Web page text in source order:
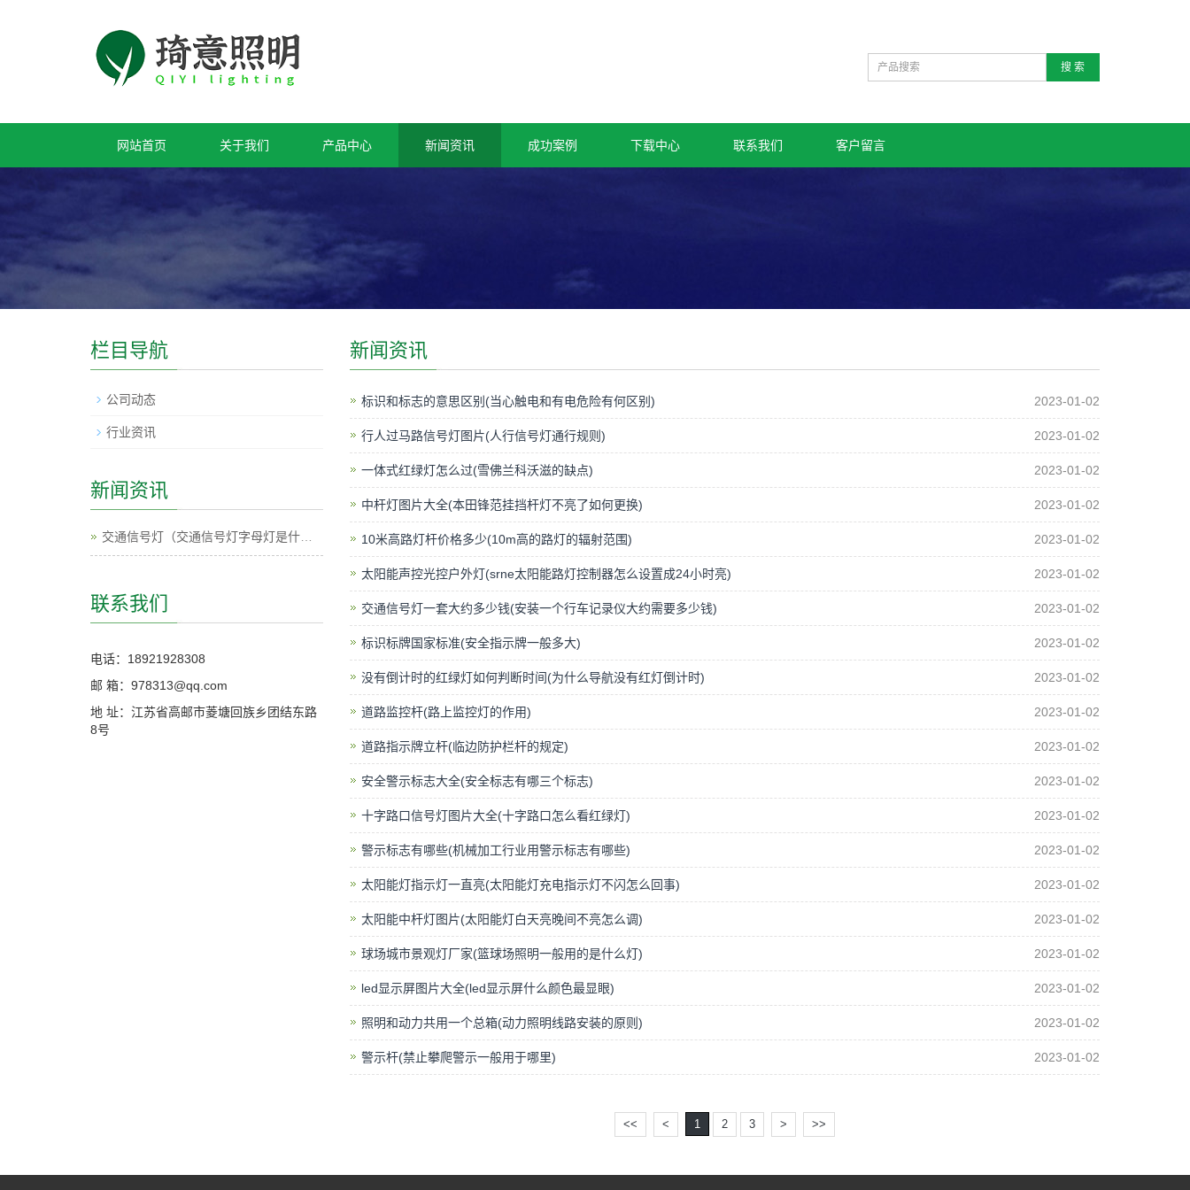
搜 索
网站首页 关于我们 产品中心 新闻资讯 成功案例 下载中心 联系我们 客户留言
新闻资讯
标识和标志的意思区别(当心触电和有电危险有何区别) 2023-01-02
行人过马路信号灯图片(人行信号灯通行规则) 2023-01-02
一体式红绿灯怎么过(雪佛兰科沃滋的缺点) 2023-01-02
中杆灯图片大全(本田锋范挂挡杆灯不亮了如何更换) 2023-01-02
10米高路灯杆价格多少(10m高的路灯的辐射范围) 2023-01-02
太阳能声控光控户外灯(srne太阳能路灯控制器怎么设置成24小时亮) 2023-01-02
交通信号灯一套大约多少钱(安装一个行车记录仪大约需要多少钱) 2023-01-02
标识标牌国家标准(安全指示牌一般多大) 2023-01-02
没有倒计时的红绿灯如何判断时间(为什么导航没有红灯倒计时) 2023-01-02
道路监控杆(路上监控灯的作用) 2023-01-02
道路指示牌立杆(临边防护栏杆的规定) 2023-01-02
安全警示标志大全(安全标志有哪三个标志) 2023-01-02
十字路口信号灯图片大全(十字路口怎么看红绿灯) 2023-01-02
警示标志有哪些(机械加工行业用警示标志有哪些) 2023-01-02
太阳能灯指示灯一直亮(太阳能灯充电指示灯不闪怎么回事) 2023-01-02
太阳能中杆灯图片(太阳能灯白天亮晚间不亮怎么调) 2023-01-02
球场城市景观灯厂家(篮球场照明一般用的是什么灯) 2023-01-02
led显示屏图片大全(led显示屏什么颜色最显眼) 2023-01-02
照明和动力共用一个总箱(动力照明线路安装的原则) 2023-01-02
警示杆(禁止攀爬警示一般用于哪里) 2023-01-02
<< < 1 2 3 > >>
栏目导航
公司动态
行业资讯
新闻资讯
联系我们
电话：18921928308
邮 箱：978313@qq.com
地 址：江苏省高邮市菱塘回族乡团结东路
8号